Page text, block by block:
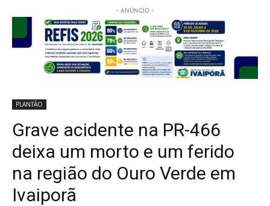
- ANÚNCIO -
PLANTÃO
Grave acidente na PR-466
deixa um morto e um ferido
na região do Ouro Verde em
Ivaiporã